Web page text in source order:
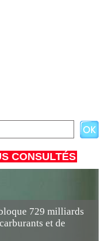
CONSULTÉS
729 milliards
et de